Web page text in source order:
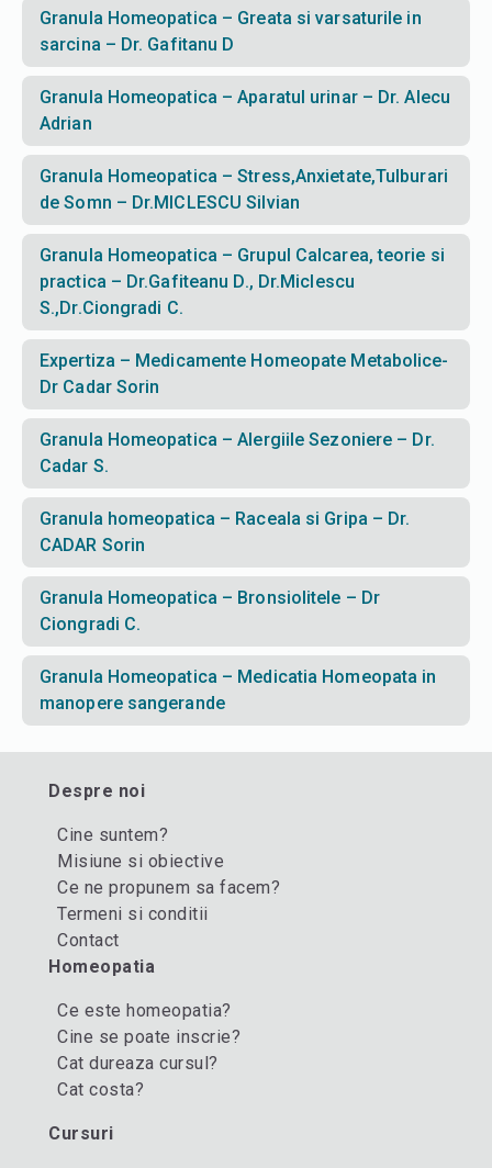
Granula Homeopatica – Greata si varsaturile in
sarcina – Dr. Gafitanu D
Granula Homeopatica – Aparatul urinar – Dr. Alecu
Adrian
Granula Homeopatica – Stress,Anxietate,Tulburari
de Somn – Dr.MICLESCU Silvian
Granula Homeopatica – Grupul Calcarea, teorie si
practica – Dr.Gafiteanu D., Dr.Miclescu
S.,Dr.Ciongradi C.
Expertiza – Medicamente Homeopate Metabolice-
Dr Cadar Sorin
Granula Homeopatica – Alergiile Sezoniere – Dr.
Cadar S.
Granula homeopatica – Raceala si Gripa – Dr.
CADAR Sorin
Granula Homeopatica – Bronsiolitele – Dr
Ciongradi C.
Granula Homeopatica – Medicatia Homeopata in
manopere sangerande
Despre noi
Cine suntem?
Misiune si obiective
Ce ne propunem sa facem?
Termeni si conditii
Contact
Homeopatia
Ce este homeopatia?
Cine se poate inscrie?
Cat dureaza cursul?
Cat costa?
Cursuri